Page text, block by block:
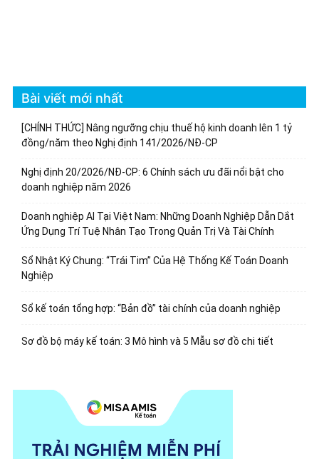
Bài viết mới nhất
[CHÍNH THỨC] Nâng ngưỡng chịu thuế hộ kinh doanh lên 1 tỷ
đồng/năm theo Nghị định 141/2026/NĐ-CP
Nghị định 20/2026/NĐ-CP: 6 Chính sách ưu đãi nổi bật cho
doanh nghiệp năm 2026
Doanh nghiệp AI Tại Việt Nam: Những Doanh Nghiệp Dẫn Dắt
Ứng Dụng Trí Tuệ Nhân Tạo Trong Quản Trị Và Tài Chính
Sổ Nhật Ký Chung: “Trái Tim” Của Hệ Thống Kế Toán Doanh
Nghiệp
Sổ kế toán tổng hợp: “Bản đồ” tài chính của doanh nghiệp
Sơ đồ bộ máy kế toán: 3 Mô hình và 5 Mẫu sơ đồ chi tiết